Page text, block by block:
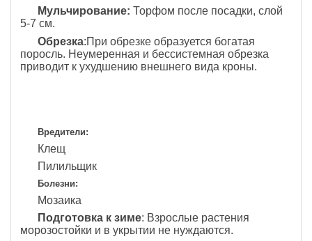
Мульчирование: Торфом после посадки, слой
5-7 см.
Обрезка:При обрезке образуется богатая
поросль. Неумеренная и бессистемная обрезка
приводит к ухудшению внешнего вида кроны.
Вредители:
Клещ
Пилильщик
Болезни:
Мозаика
Подготовка к зиме: Взрослые растения
морозостойки и в укрытии не нуждаются.